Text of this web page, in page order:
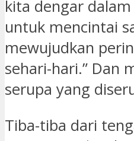
kita dengar
untuk mencintai
mewujudkan
sehari-hari.” Dan
serupa yang
Tiba-tiba dari